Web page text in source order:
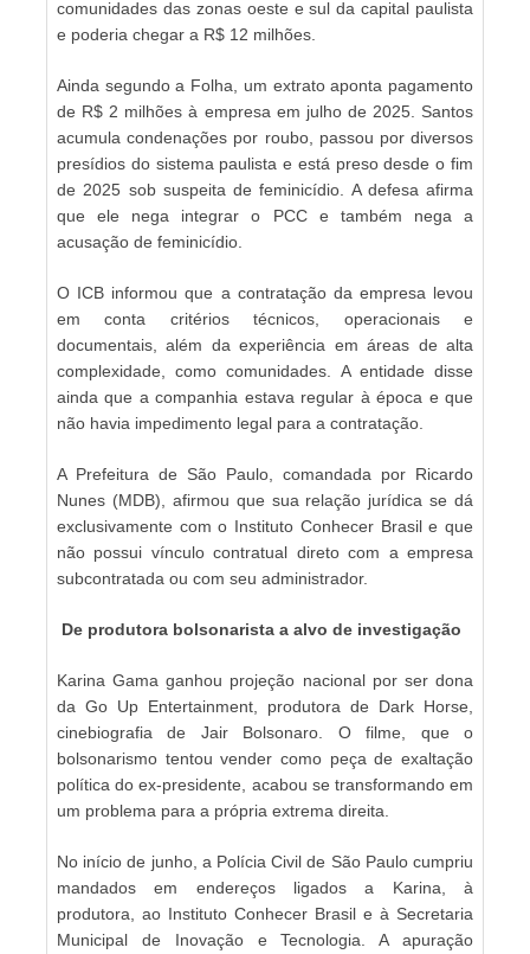
comunidades das zonas oeste e sul da capital paulista
e poderia chegar a R$ 12 milhões.
Ainda segundo a Folha, um extrato aponta pagamento
de R$ 2 milhões à empresa em julho de 2025. Santos
acumula condenações por roubo, passou por diversos
presídios do sistema paulista e está preso desde o fim
de 2025 sob suspeita de feminicídio. A defesa afirma
que ele nega integrar o PCC e também nega a
acusação de feminicídio.
O ICB informou que a contratação da empresa levou
em conta critérios técnicos, operacionais e
documentais, além da experiência em áreas de alta
complexidade, como comunidades. A entidade disse
ainda que a companhia estava regular à época e que
não havia impedimento legal para a contratação.
A Prefeitura de São Paulo, comandada por Ricardo
Nunes (MDB), afirmou que sua relação jurídica se dá
exclusivamente com o Instituto Conhecer Brasil e que
não possui vínculo contratual direto com a empresa
subcontratada ou com seu administrador.
De produtora bolsonarista a alvo de investigação
Karina Gama ganhou projeção nacional por ser dona
da Go Up Entertainment, produtora de Dark Horse,
cinebiografia de Jair Bolsonaro. O filme, que o
bolsonarismo tentou vender como peça de exaltação
política do ex-presidente, acabou se transformando em
um problema para a própria extrema direita.
No início de junho, a Polícia Civil de São Paulo cumpriu
mandados em endereços ligados a Karina, à
produtora, ao Instituto Conhecer Brasil e à Secretaria
Municipal de Inovação e Tecnologia. A apuração